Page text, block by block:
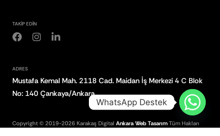
TAKİP EDİN
ADRES
Mustafa Kemal Mah. 2118 Cad. Maidan İş Merkezi 4 C Blok
No: 140 Çankaya/Ankara
Copyright © 2019-2026 Karakaş Digital Ankara Web Tasarım Tüm Hakları
WhatsApp Destek